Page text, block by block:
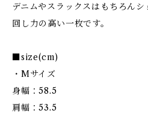
デニムやスラックスはもちろん
回し力の高い一枚です。
■size(cm)
・Mサイズ
身幅：58.5
肩幅：53.5